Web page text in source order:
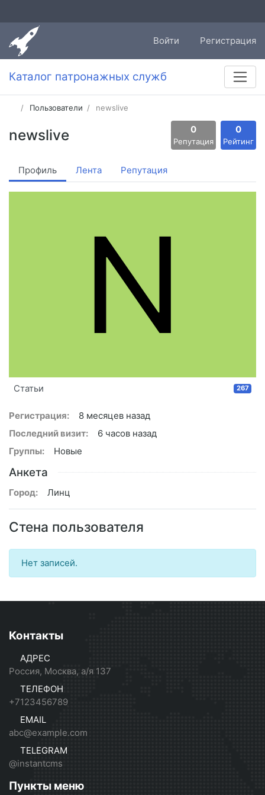
Войти Регистрация
Каталог патронажных служб
Пользователи newslive
newslive 0
Репутация
0
Рейтинг
Профиль Лента Репутация
N
Статьи 267
Регистрация:
8 месяцев назад
Последний визит:
6 часов назад
Группы:
Новые
Анкета
Город: Линц
Стена пользователя
Нет записей.
Контакты
АДРЕС
Россия, Москва, а/я 137
ТЕЛЕФОН
+7123456789
EMAIL
abc@example.com
TELEGRAM
@instantcms
Пункты меню